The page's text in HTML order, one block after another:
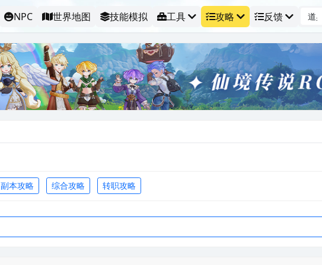
NPC 世界地图 技能模拟 工具 攻略 反馈
副本攻略 综合攻略 转职攻略